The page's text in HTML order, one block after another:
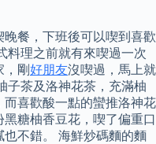
餐，下班後可以喫到喜歡
料理之前就有來喫過一次
，剛好朋友沒喫過，馬上就
子茶及洛神花茶，充滿柚
喜歡酸一點的蠻推洛神花
糖柚香豆花，喫了偏重口
不錯。 海鮮炒碼麵的麵